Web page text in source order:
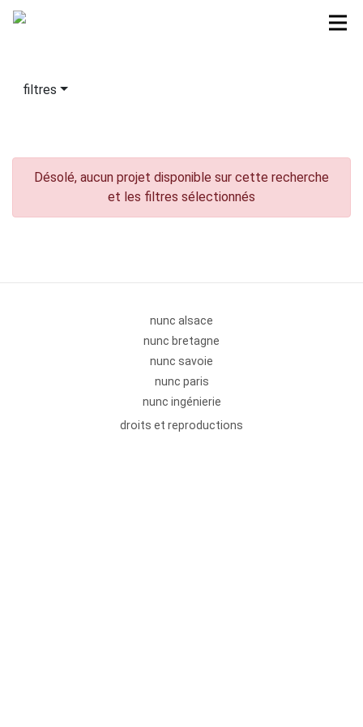
filtres
Désolé, aucun projet disponible sur cette recherche
et les filtres sélectionnés
nunc alsace
nunc bretagne
nunc savoie
nunc paris
nunc ingénierie
droits et reproductions